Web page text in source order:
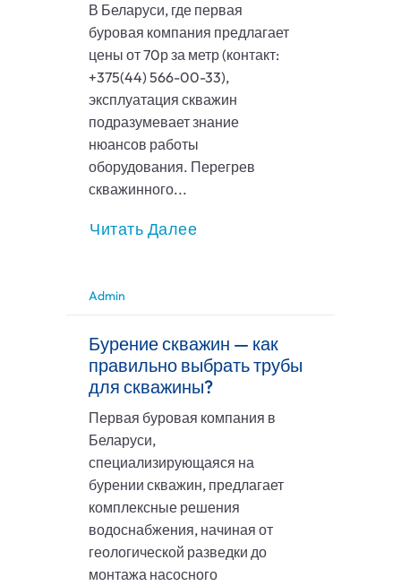
В Беларуси, где первая
буровая компания предлагает
цены от 70р за метр (контакт:
+375(44) 566-00-33),
эксплуатация скважин
подразумевает знание
нюансов работы
оборудования. Перегрев
скважинного...
Читать Далее
Admin
Бурение скважин — как
правильно выбрать трубы
для скважины?
Первая буровая компания в
Беларуси,
специализирующаяся на
бурении скважин, предлагает
комплексные решения
водоснабжения, начиная от
геологической разведки до
монтажа насосного